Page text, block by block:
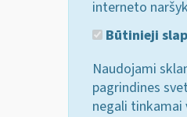
interneto
Būtinieji
Naudojami
pagrindines
negali tinkamai